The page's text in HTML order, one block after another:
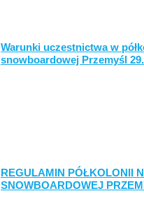
Warunki uczestnictwa w
snowboardowej Przemyśl
REGULAMIN PÓŁKOLONII
SNOWBOARDOWEJ